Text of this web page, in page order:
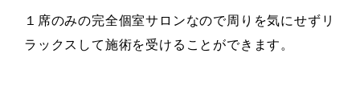
１席のみの完全個室サロンなので周りを気にせずリ
ラックスして施術を受けることができます。